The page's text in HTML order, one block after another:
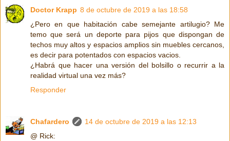
Doctor Krapp 8 de octubre de 2019 a las 18:58
¿Pero en que habitación cabe semejante artilugio? Me
temo que será un deporte para pijos que dispongan de
techos muy altos y espacios amplios sin muebles cercanos,
es decir para potentados con espacios vacios.
¿Habrá que hacer una versión del bolsillo o recurrir a la
realidad virtual una vez más?
Responder
Chafardero
14 de octubre de 2019 a las 12:13
@ Rick: